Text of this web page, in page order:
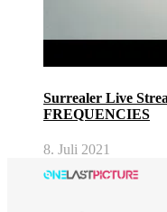
Surrealer Live
FREQUENCIES
8. Juli 2021